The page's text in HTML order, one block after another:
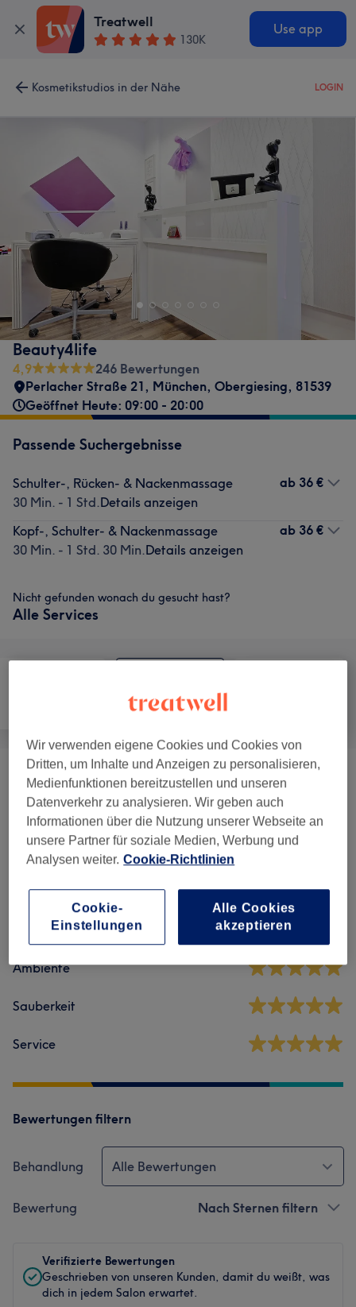
Treatwell
130K
Use app
Kosmetikstudios in der Nähe LOGIN
Beauty4life
4,9
246 Bewertungen
Perlacher Straße 21, München, Obergiesing, 81539
Geöffnet Heute: 09:00 - 20:00
Passende Suchergebnisse
Schulter-, Rücken- & Nackenmassage
30 Min. - 1 Std.Details anzeigen
ab 36 €
Kopf-, Schulter- & Nackenmassage
30 Min. - 1 Std. 30 Min.Details anzeigen
ab 36 €
Nicht gefunden wonach du gesucht hast?
Alle Services
Massage
Massagen & Wellnesstherapie (16 ) ab 10 €
Salonbewertungen
4,9 246 Bewertungen
Ambiente
Sauberkeit
Service
Bewertungen filtern
Behandlung Alle Bewertungen
Bewertung Nach Sternen filtern
Verifizierte Bewertungen
Geschrieben von unseren Kunden, damit du weißt, was
dich in jedem Salon erwartet.
Wir verwenden eigene Cookies und Cookies von
Dritten, um Inhalte und Anzeigen zu personalisieren,
Medienfunktionen bereitzustellen und unseren
Datenverkehr zu analysieren. Wir geben auch
Informationen über die Nutzung unserer Webseite an
unsere Partner für soziale Medien, Werbung und
Analysen weiter. Cookie-Richtlinien
Cookie-
Einstellungen
Alle Cookies
akzeptieren